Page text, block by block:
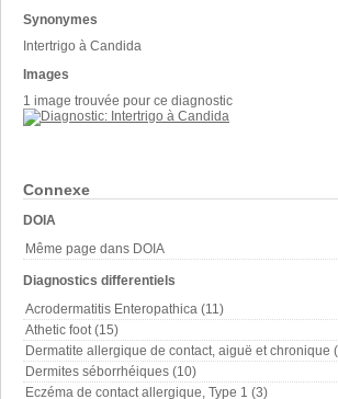
Connexe
DOIA
Même page dans DOIA
Diagnostics differentiels
Acrodermatitis Enteropathica (11)
Athetic foot (15)
Dermatite allergique de contact, aiguë et chronique
Dermites séborrhéiques (10)
Eczéma de contact allergique, Type 1 (3)
Synonymes
Intertrigo à Candida
Images
1 image trouvée pour ce diagnostic